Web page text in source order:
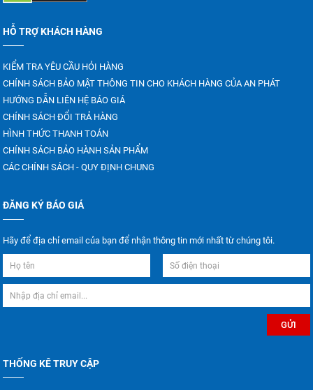
HỖ TRỢ KHÁCH HÀNG
KIỂM TRA YÊU CẦU HỎI HÀNG
CHÍNH SÁCH BẢO MẬT THÔNG TIN CHO KHÁCH HÀNG CỦA AN PHÁT
HƯỚNG DẪN LIÊN HỆ BÁO GIÁ
CHÍNH SÁCH ĐỔI TRẢ HÀNG
HÌNH THỨC THANH TOÁN
CHÍNH SÁCH BẢO HÀNH SẢN PHẨM
CÁC CHÍNH SÁCH - QUY ĐỊNH CHUNG
ĐĂNG KÝ BÁO GIÁ
Hãy để địa chỉ email của bạn để nhận thông tin mới nhất từ chúng tôi.
THỐNG KÊ TRUY CẬP